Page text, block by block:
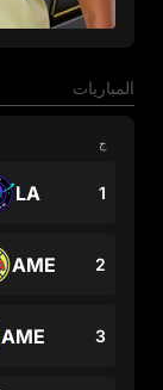
المباريات
ج
1
LA
2
AME
3
AME